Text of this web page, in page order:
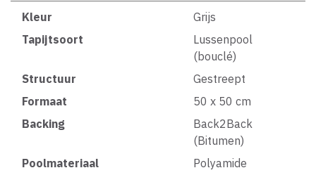
Kleur
Grijs
Tapijtsoort
Lussenpool
(bouclé)
Structuur
Gestreept
Formaat
50 x 50 cm
Backing
Back2Back
(Bitumen)
Poolmateriaal
Polyamide